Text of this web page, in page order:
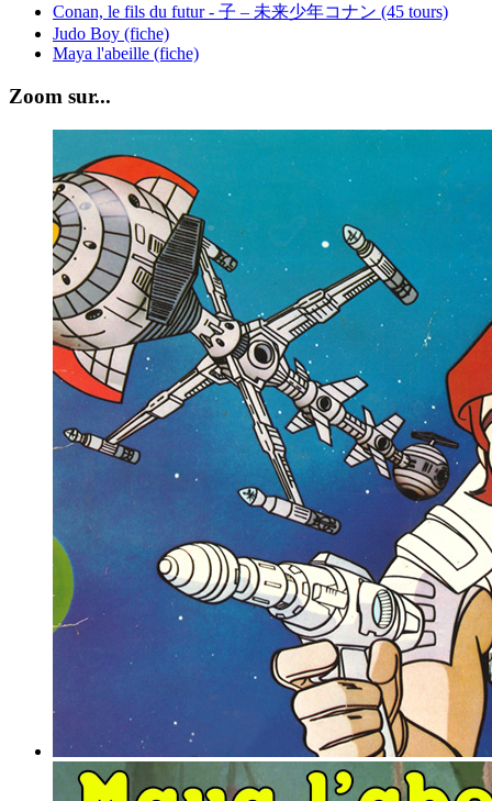
Conan, le fils du futur - 子 – 未来少年コナン (45 tours)
Judo Boy (fiche)
Maya l'abeille (fiche)
Zoom sur...